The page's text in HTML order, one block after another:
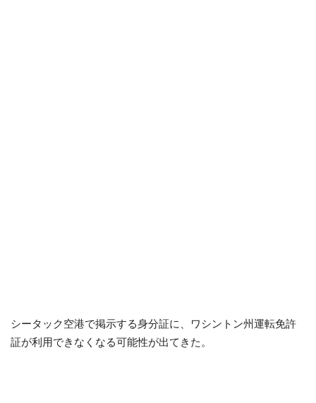
シータック空港で掲示する身分証に、ワシントン州運転免許
証が利用できなくなる可能性が出てきた。